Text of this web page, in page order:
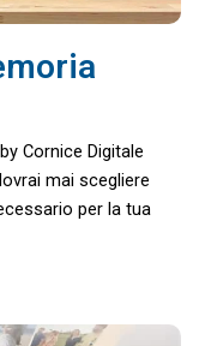
Cornice Digitale
mai scegliere
per la tua